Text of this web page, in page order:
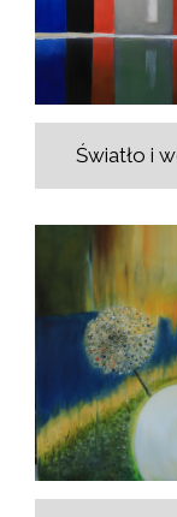
Światło i